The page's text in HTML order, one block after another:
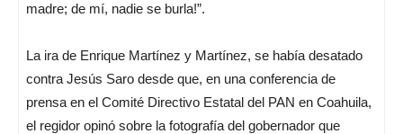
madre; de mí, nadie se burla!”.
La ira de Enrique Martínez y Martínez, se había desatado
contra Jesús Saro desde que, en una conferencia de
prensa en el Comité Directivo Estatal del PAN en Coahuila,
el regidor opinó sobre la fotografía del gobernador que